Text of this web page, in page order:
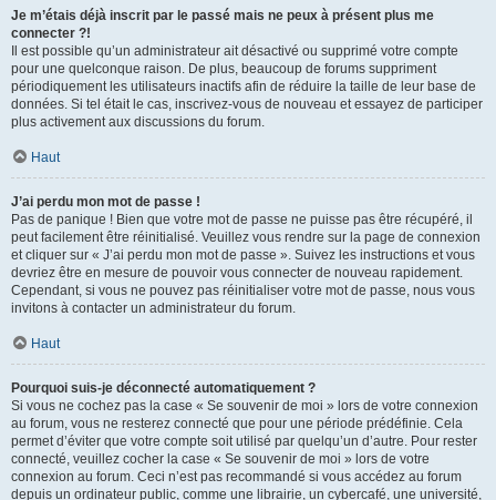
Je m’étais déjà inscrit par le passé mais ne peux à présent plus me
connecter ?!
Il est possible qu’un administrateur ait désactivé ou supprimé votre compte
pour une quelconque raison. De plus, beaucoup de forums suppriment
périodiquement les utilisateurs inactifs afin de réduire la taille de leur base de
données. Si tel était le cas, inscrivez-vous de nouveau et essayez de participer
plus activement aux discussions du forum.
Haut
J’ai perdu mon mot de passe !
Pas de panique ! Bien que votre mot de passe ne puisse pas être récupéré, il
peut facilement être réinitialisé. Veuillez vous rendre sur la page de connexion
et cliquer sur « J’ai perdu mon mot de passe ». Suivez les instructions et vous
devriez être en mesure de pouvoir vous connecter de nouveau rapidement.
Cependant, si vous ne pouvez pas réinitialiser votre mot de passe, nous vous
invitons à contacter un administrateur du forum.
Haut
Pourquoi suis-je déconnecté automatiquement ?
Si vous ne cochez pas la case « Se souvenir de moi » lors de votre connexion
au forum, vous ne resterez connecté que pour une période prédéfinie. Cela
permet d’éviter que votre compte soit utilisé par quelqu’un d’autre. Pour rester
connecté, veuillez cocher la case « Se souvenir de moi » lors de votre
connexion au forum. Ceci n’est pas recommandé si vous accédez au forum
depuis un ordinateur public, comme une librairie, un cybercafé, une université,